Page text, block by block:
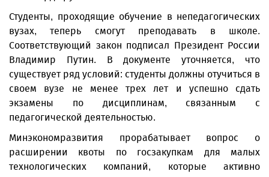
Студенты, проходящие обучение в непедагогических
вузах, теперь смогут преподавать в школе.
Соответствующий закон подписал Президент России
Владимир Путин. В документе уточняется, что
существует ряд условий: студенты должны отучиться в
своем вузе не менее трех лет и успешно сдать
экзамены по дисциплинам, связанным с
педагогической деятельностью.
Минэкономразвития прорабатывает вопрос о
расширении квоты по госзакупкам для малых
технологических компаний, которые активно